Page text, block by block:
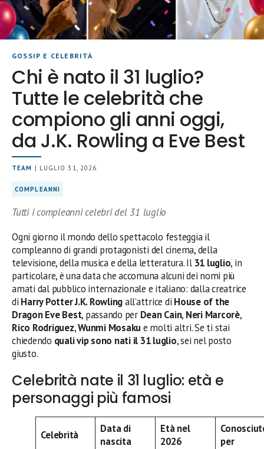
GOSSIP E CELEBRITÀ
Chi è nato il 31 luglio?
Tutte le celebrità che
compiono gli anni oggi,
da J.K. Rowling a Eve Best
TEAM | LUGLIO 31, 2026
COMPLEANNI
Tutti i compleanni celebri del 31 luglio
Ogni giorno il mondo dello spettacolo festeggia il
compleanno di grandi protagonisti del cinema, della
televisione, della musica e della letteratura. Il 31 luglio, in
particolare, è una data che accomuna alcuni dei nomi più
amati dal pubblico internazionale e italiano: dalla creatrice
di Harry PotterJ.K. Rowlingall’attrice di House of the
Dragon Eve Best, passando per Dean Cain, Neri Marcorè,
Rico Rodriguez,Wunmi Mosakue molti altri. Se ti stai
chiedendo quali vip sono nati il 31 luglio, sei nel posto
giusto.
Celebrità nate il 31 luglio: età e
personaggi più famosi
Celebrità
Data di
nascita
Età nel
2026
per